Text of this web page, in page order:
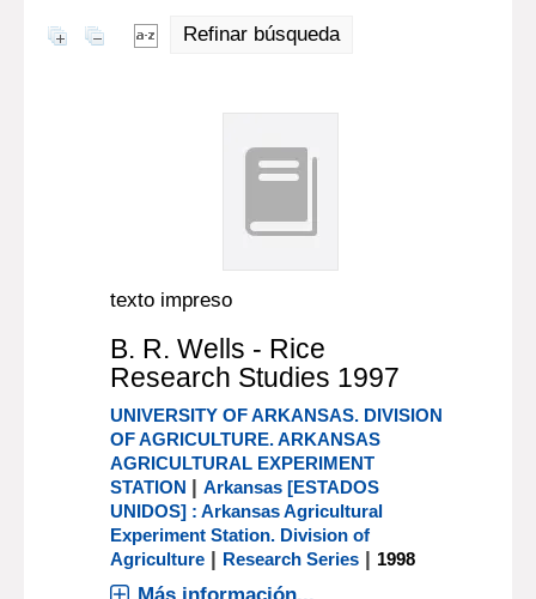
Refinar búsqueda
texto impreso
B. R. Wells - Rice
Research Studies 1997
UNIVERSITY OF ARKANSAS. DIVISION
OF AGRICULTURE. ARKANSAS
AGRICULTURAL EXPERIMENT
STATION |Arkansas [ESTADOS
UNIDOS] : Arkansas Agricultural
Experiment Station. Division of
Agriculture | Research Series | 1998